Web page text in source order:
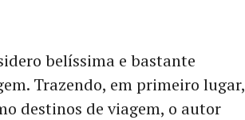
belíssima e bastante
Trazendo, em primeiro lugar,
destinos de viagem, o autor